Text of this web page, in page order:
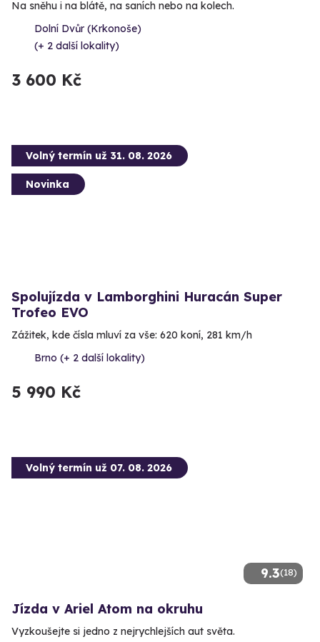
Na sněhu i na blátě, na saních nebo na kolech.
Dolní Dvůr (Krkonoše)
(+ 2 další lokality)
3 600 Kč
Volný termín už 31. 08. 2026
Novinka
Spolujízda v Lamborghini Huracán Super
Trofeo EVO
Zážitek, kde čísla mluví za vše: 620 koní, 281 km/h
Brno (+ 2 další lokality)
5 990 Kč
9.3(18)
Volný termín už 07. 08. 2026
Jízda v Ariel Atom na okruhu
Vyzkoušejte si jedno z nejrychlejších aut světa.